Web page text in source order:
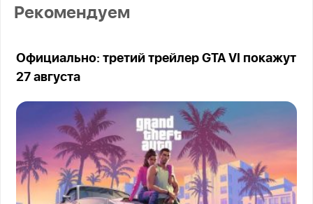
Рекомендуем
Официально: третий трейлер GTA VI покажут
27 августа